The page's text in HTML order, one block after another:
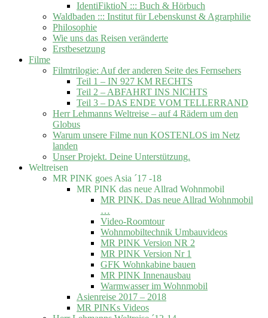
IdentiFiktioN ::: Buch & Hörbuch
Waldbaden ::: Institut für Lebenskunst & Agrarphilie
Philosophie
Wie uns das Reisen veränderte
Erstbesetzung
Filme
Filmtrilogie: Auf der anderen Seite des Fernsehers
Teil 1 – IN 927 KM RECHTS
Teil 2 – ABFAHRT INS NICHTS
Teil 3 – DAS ENDE VOM TELLERRAND
Herr Lehmanns Weltreise – auf 4 Rädern um den
Globus
Warum unsere Filme nun KOSTENLOS im Netz
landen
Unser Projekt. Deine Unterstützung.
Weltreisen
MR PINK goes Asia ´17 -18
MR PINK das neue Allrad Wohnmobil
MR PINK. Das neue Allrad Wohnmobil
…
Video-Roomtour
Wohnmobiltechnik Umbauvideos
MR PINK Version NR 2
MR PINK Version Nr 1
GFK Wohnkabine bauen
MR PINK Innenausbau
Warmwasser im Wohnmobil
Asienreise 2017 – 2018
MR PINKs Videos